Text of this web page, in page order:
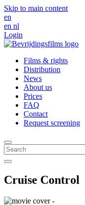
Skip to main content
en
en nl
Login
Films & rights
Distribution
News
About us
Prices
FAQ
Contact
Request screening
Cruise Control